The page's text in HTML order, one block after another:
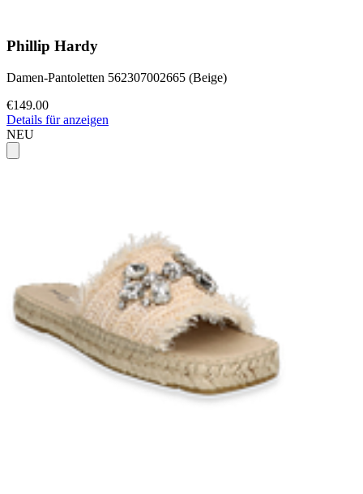
Phillip Hardy
Damen-Pantoletten 562307002665 (Beige)
€149.00
Details für anzeigen
NEU